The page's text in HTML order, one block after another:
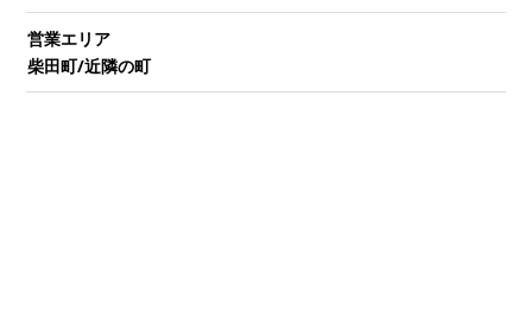
営業エリア
柴田町/近隣の町